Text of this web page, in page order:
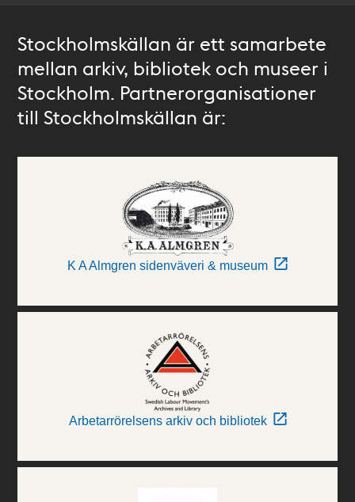
Stockholmskällan är ett samarbete
mellan arkiv, bibliotek och museer i
Stockholm. Partnerorganisationer
till Stockholmskällan är:
K A Almgren sidenväveri & museum
Arbetarrörelsens arkiv och bibliotek